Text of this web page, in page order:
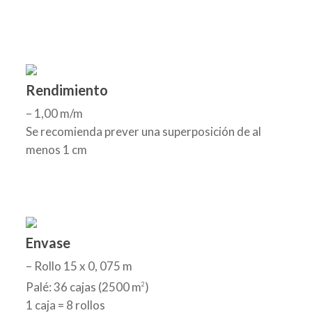
Rendimiento
– 1,00 m/m
Se recomienda prever una superposición de al
menos 1 cm
Envase
– Rollo 15 x 0, 075 m
Palé: 36 cajas (2500 m2 )
1 caja = 8 rollos